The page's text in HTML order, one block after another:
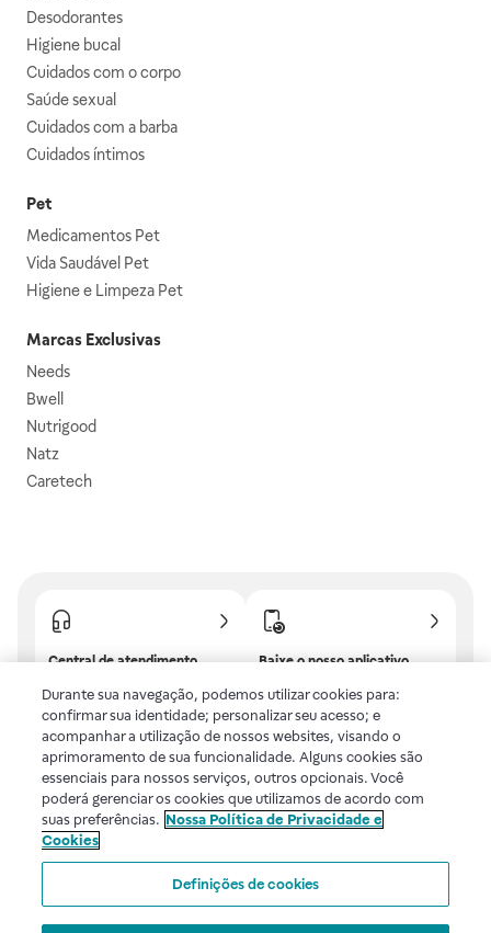
Desodorantes
Higiene bucal
Cuidados com o corpo
Saúde sexual
Cuidados com a barba
Cuidados íntimos
Pet
Medicamentos Pet
Vida Saudável Pet
Higiene e Limpeza Pet
Marcas Exclusivas
Needs
Bwell
Nutrigood
Natz
Caretech
Central de atendimento
frequentes ou fale com a
gente.
Baixe o nosso aplicativo
benefícios exclusivos!
Uma empresa
Voltar ao topo
Durante sua navegação, podemos utilizar cookies para:
confirmar sua identidade; personalizar seu acesso; e
acompanhar a utilização de nossos websites, visando o
aprimoramento de sua funcionalidade. Alguns cookies são
essenciais para nossos serviços, outros opcionais. Você
poderá gerenciar os cookies que utilizamos de acordo com
suas preferências. Nossa Política de Privacidade e
Cookies
Definições de cookies